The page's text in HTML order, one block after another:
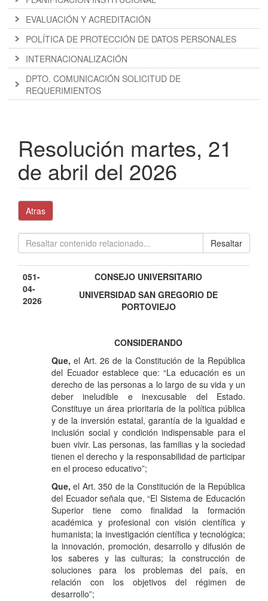
EVALUACIÓN Y ACREDITACIÓN
POLÍTICA DE PROTECCIÓN DE DATOS PERSONALES
INTERNACIONALIZACIÓN
DPTO. COMUNICACIÓN SOLICITUD DE
REQUERIMIENTOS
Resolución martes, 21
de abril del 2026
Atras
Resaltar
051-
04-
2026
CONSEJO UNIVERSITARIO
UNIVERSIDAD SAN GREGORIO DE
PORTOVIEJO
CONSIDERANDO
Que, el Art. 26 de la Constitución de la República
del Ecuador establece que: “La educación es un
derecho de las personas a lo largo de su vida y un
deber ineludible e inexcusable del Estado.
Constituye un área prioritaria de la política pública
y de la inversión estatal, garantía de la igualdad e
inclusión social y condición indispensable para el
buen vivir. Las personas, las familias y la sociedad
tienen el derecho y la responsabilidad de participar
en el proceso educativo”;
Que, el Art. 350 de la Constitución de la República
del Ecuador señala que, “El Sistema de Educación
Superior tiene como finalidad la formación
académica y profesional con visión científica y
humanista; la investigación científica y tecnológica;
la innovación, promoción, desarrollo y difusión de
los saberes y las culturas; la construcción de
soluciones para los problemas del país, en
relación con los objetivos del régimen de
desarrollo”;